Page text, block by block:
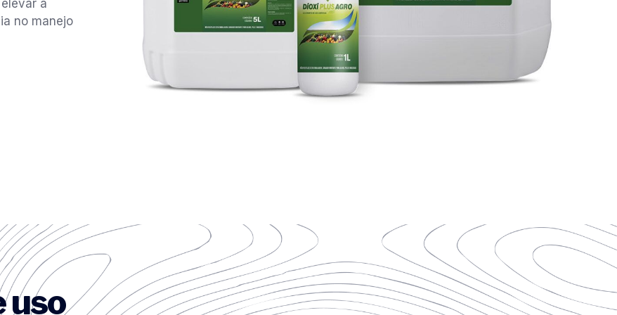
a
no manejo
uso